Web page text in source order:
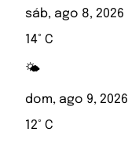
sáb, ago 8, 2026
14° C
🌤️
dom, ago 9, 2026
12° C